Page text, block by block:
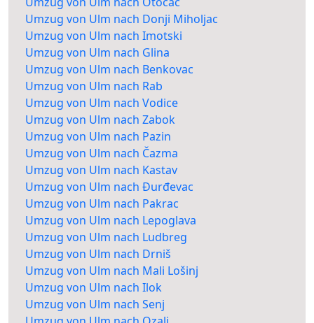
Umzug von Ulm nach Donji Miholjac
Umzug von Ulm nach Imotski
Umzug von Ulm nach Glina
Umzug von Ulm nach Benkovac
Umzug von Ulm nach Rab
Umzug von Ulm nach Vodice
Umzug von Ulm nach Zabok
Umzug von Ulm nach Pazin
Umzug von Ulm nach Čazma
Umzug von Ulm nach Kastav
Umzug von Ulm nach Đurđevac
Umzug von Ulm nach Pakrac
Umzug von Ulm nach Lepoglava
Umzug von Ulm nach Ludbreg
Umzug von Ulm nach Drniš
Umzug von Ulm nach Mali Lošinj
Umzug von Ulm nach Ilok
Umzug von Ulm nach Senj